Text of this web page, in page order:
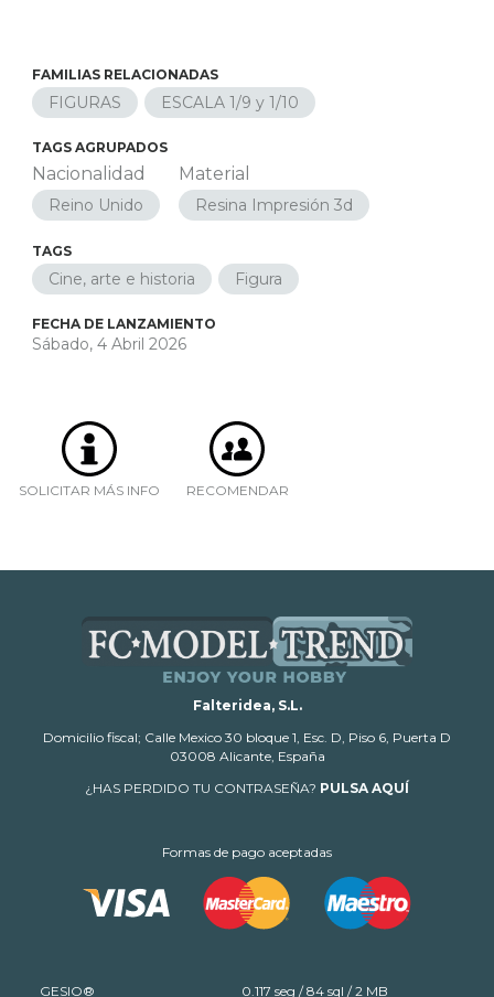
FAMILIAS RELACIONADAS
FIGURAS ESCALA 1/9 y 1/10
TAGS AGRUPADOS
Nacionalidad
Reino Unido
Material
Resina Impresión 3d
TAGS
Cine, arte e historia Figura
FECHA DE LANZAMIENTO
Sábado, 4 Abril 2026
SOLICITAR MÁS INFO RECOMENDAR
Falteridea, S.L.
Domicilio fiscal; Calle Mexico 30 bloque 1, Esc. D, Piso 6, Puerta D
03008 Alicante, España
¿HAS PERDIDO TU CONTRASEÑA? PULSA AQUÍ
Formas de pago aceptadas
GESIO® 0.117 seg /84 sql / 2 MB